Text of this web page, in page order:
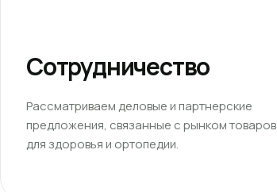
Сотрудничество
Рассматриваем деловые и партнерские
предложения, связанные с рынком товаров
для здоровья и ортопедии.